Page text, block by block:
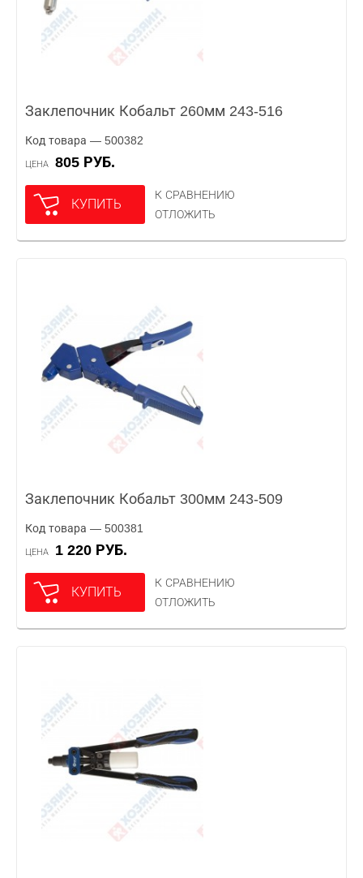
Заклепочник Кобальт 260мм 243-516
Код товара — 500382
ЦЕНА 805 РУБ.
КУПИТЬ
К СРАВНЕНИЮ
ОТЛОЖИТЬ
Заклепочник Кобальт 300мм 243-509
Код товара — 500381
ЦЕНА 1 220 РУБ.
КУПИТЬ
К СРАВНЕНИЮ
ОТЛОЖИТЬ